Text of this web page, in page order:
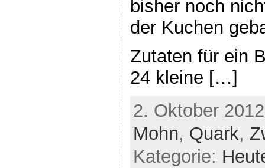
bisher noch
der Kuchen
Zutaten für ein
24 kleine […]
2. Oktober
Mohn, Quark,
Kategorie: